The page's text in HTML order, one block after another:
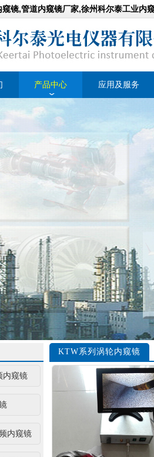
窥镜,管道内窥镜厂家,徐州科尔泰工业内
产品中心 应用及服务
KTW系列涡轮内窥镜
内窥镜
内窥镜